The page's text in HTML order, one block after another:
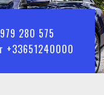
280 575
+33651240000